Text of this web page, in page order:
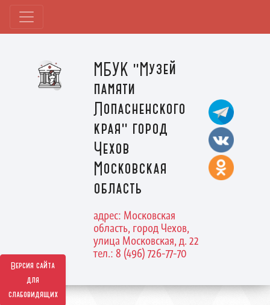
Версия сайта
для
слабовидящих
МБУК "Музей
памяти
Лопасненского
края" город
Чехов
Московская
область
адрес: Московская
область, город Чехов,
улица Московская, д. 22
тел.: 8 (496) 726-77-70